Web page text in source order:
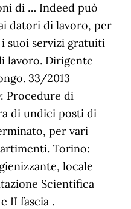
di … Indeed può
datori di lavoro, per
suoi servizi gratuiti
lavoro. Dirigente
33/2013
Procedure di
di undici posti di
per vari
Torino:
locale
Scientifica
II fascia .